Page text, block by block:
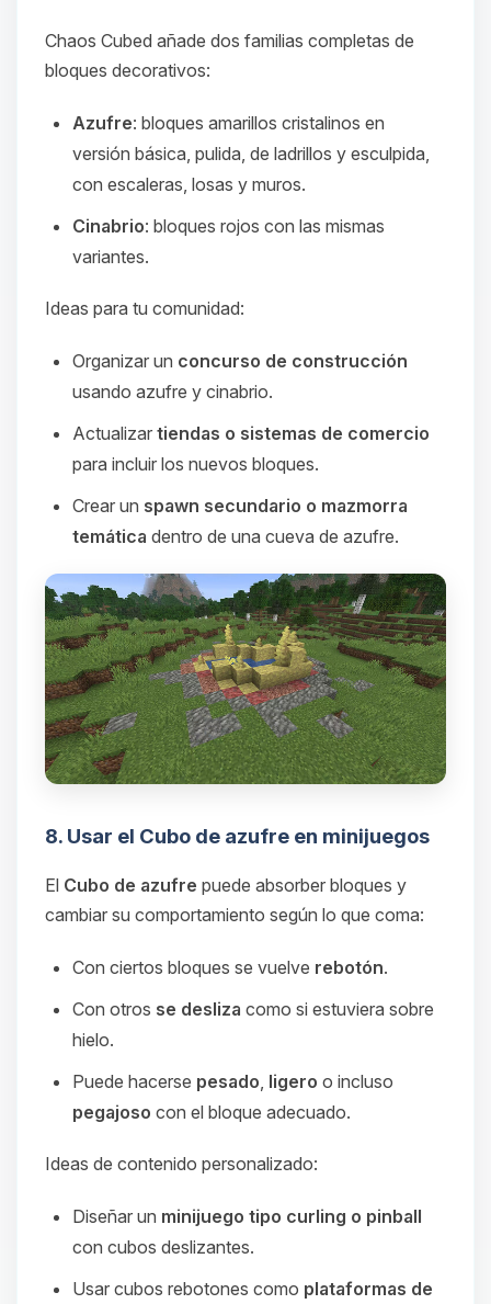
Chaos Cubed añade dos familias completas de
bloques decorativos:
Azufre: bloques amarillos cristalinos en
versión básica, pulida, de ladrillos y esculpida,
con escaleras, losas y muros.
Cinabrio: bloques rojos con las mismas
variantes.
Ideas para tu comunidad:
Organizar un concurso de construcción
usando azufre y cinabrio.
Actualizar tiendas o sistemas de comercio
para incluir los nuevos bloques.
Crear un spawn secundario o mazmorra
temática dentro de una cueva de azufre.
8. Usar el Cubo de azufre en minijuegos
El Cubo de azufre puede absorber bloques y
cambiar su comportamiento según lo que coma:
Con ciertos bloques se vuelve rebotón.
Con otros se desliza como si estuviera sobre
hielo.
Puede hacerse pesado ligero o incluso
pegajoso con el bloque adecuado.
Ideas de contenido personalizado:
Diseñar un minijuego tipo curling o pinball
con cubos deslizantes.
Usar cubos rebotones como plataformas de